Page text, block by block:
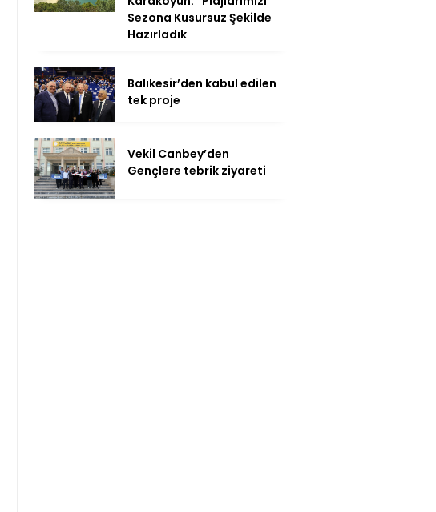
Sezona Kusursuz Şekilde
Hazırladık
Balıkesir’den kabul edilen
tek proje
Vekil Canbey’den
Gençlere tebrik ziyareti